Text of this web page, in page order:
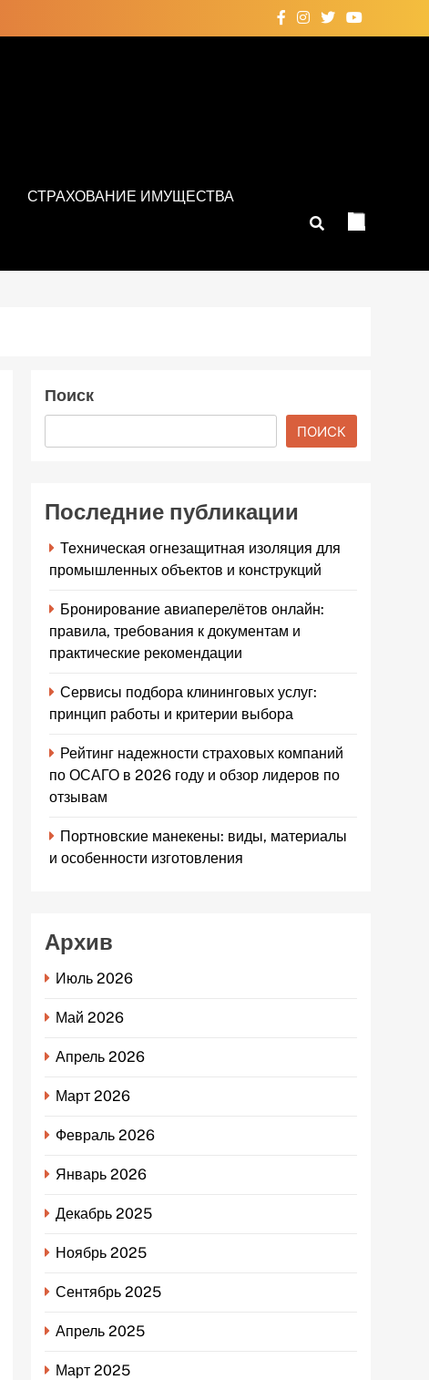
СТРАХОВАНИЕ ИМУЩЕСТВА
Поиск
ПОИСК
Последние публикации
Техническая огнезащитная изоляция для
промышленных объектов и конструкций
Бронирование авиаперелётов онлайн:
правила, требования к документам и
практические рекомендации
Сервисы подбора клининговых услуг:
принцип работы и критерии выбора
Рейтинг надежности страховых компаний
по ОСАГО в 2026 году и обзор лидеров по
отзывам
Портновские манекены: виды, материалы
и особенности изготовления
Архив
Июль 2026
Май 2026
Апрель 2026
Март 2026
Февраль 2026
Январь 2026
Декабрь 2025
Ноябрь 2025
Сентябрь 2025
Апрель 2025
Март 2025